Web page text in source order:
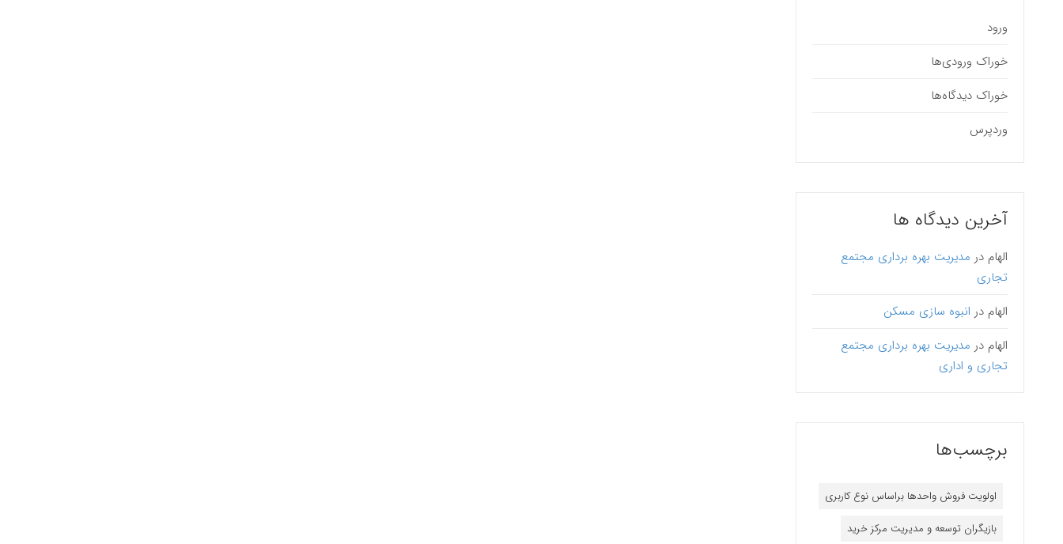
ورود
خوراک ورودی‌ها
خوراک دیدگاه‌ها
وردپرس
آخرین دیدگاه ها
الهام در مدیریت بهره برداری مجتمع
تجاری
الهام در انبوه سازی مسکن
الهام در مدیریت بهره برداری مجتمع
تجاری و اداری
برچسب‌ها
اولویت فروش واحدها براساس نوع کاربری
بازیگران توسعه و مدیریت مرکز خرید